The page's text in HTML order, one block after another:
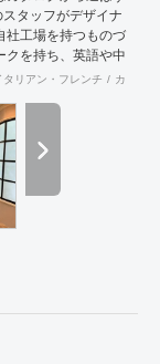
タッフがデザイナ
工場を持つものづ
を持ち、英語や中
内への出店をスム
造作物制作など、
を中心にさまざま
デザイン性とは無
ザイン性を施すこ
のきかない空間
ようなやわらか
タリアン・フレンチ カフェ